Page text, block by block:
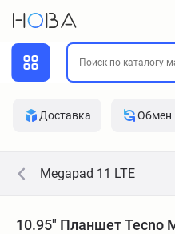
Доставка Обмен
Megapad 11 LTE
10.95" Планшет Tecno